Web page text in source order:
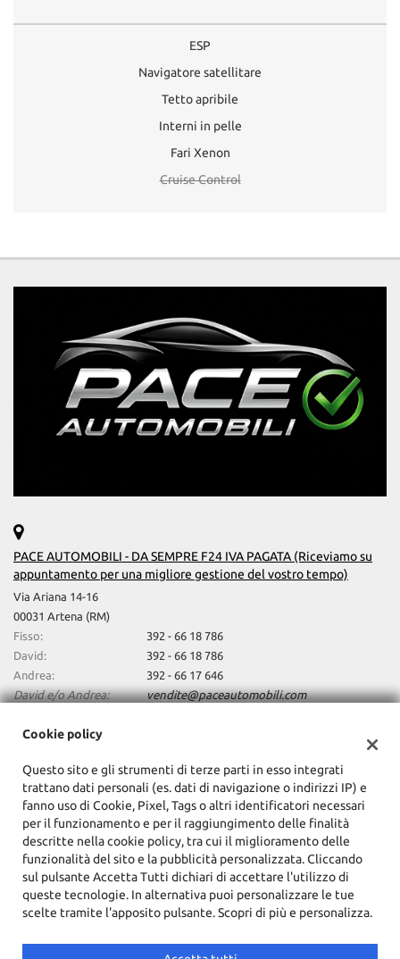
ESP
Navigatore satellitare
Tetto apribile
Interni in pelle
Fari Xenon
Cruise Control
PACE AUTOMOBILI - DA SEMPRE F24 IVA PAGATA (Riceviamo su
appuntamento per una migliore gestione del vostro tempo)
Via Ariana 14-16
00031 Artena (RM)
Fisso:
392 - 66 18 786
David:
392 - 66 18 786
Andrea:
392 - 66 17 646
David e/o Andrea:
vendite@paceautomobili.com
Dati fiscali:
Pace Srl
C.F/P.IVA:
15277761001
Registro delle imprese:Roma
Cookie policy
Questo sito e gli strumenti di terze parti in esso integrati
trattano dati personali (es. dati di navigazione o indirizzi IP) e
fanno uso di Cookie, Pixel, Tags o altri identificatori necessari
per il funzionamento e per il raggiungimento delle finalità
descritte nella cookie policy, tra cui il miglioramento delle
funzionalità del sito e la pubblicità personalizzata. Cliccando
sul pulsante Accetta Tutti dichiari di accettare l'utilizzo di
queste tecnologie. In alternativa puoi personalizzare le tue
scelte tramite l'apposito pulsante. Scopri di più e personalizza.